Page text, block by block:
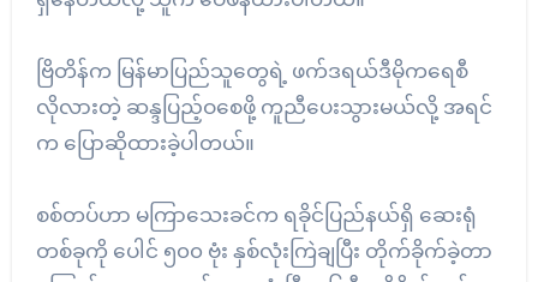
ဗြိတိန်က မြန်မာပြည်သူတွေရဲ့ ဖက်ဒရယ်ဒီမိုကရေစီ
လိုလားတဲ့ ဆန္ဒပြည့်ဝစေဖို့ ကူညီပေးသွားမယ်လို့ အရင်
က ပြောဆိုထားခဲ့ပါတယ်။
စစ်တပ်ဟာ မကြာသေးခင်က ရခိုင်ပြည်နယ်ရှိ ဆေးရုံ
တစ်ခုကို ပေါင် ၅၀၀ ဗုံး နှစ်လုံးကြဲချပြီး တိုက်ခိုက်ခဲ့တာ